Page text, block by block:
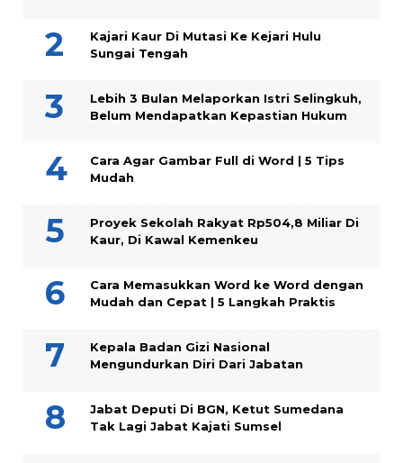
Kajari Kaur Di Mutasi Ke Kejari Hulu
Sungai Tengah
Lebih 3 Bulan Melaporkan Istri Selingkuh,
Belum Mendapatkan Kepastian Hukum
Cara Agar Gambar Full di Word | 5 Tips
Mudah
Proyek Sekolah Rakyat Rp504,8 Miliar Di
Kaur, Di Kawal Kemenkeu
Cara Memasukkan Word ke Word dengan
Mudah dan Cepat | 5 Langkah Praktis
Kepala Badan Gizi Nasional
Mengundurkan Diri Dari Jabatan
Jabat Deputi Di BGN, Ketut Sumedana
Tak Lagi Jabat Kajati Sumsel